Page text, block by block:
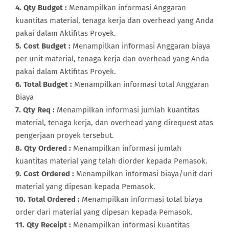
4. Qty Budget : Menampilkan informasi Anggaran
kuantitas material, tenaga kerja dan overhead yang Anda
pakai dalam Aktifitas Proyek.
5. Cost Budget : Menampilkan informasi Anggaran biaya
per unit material, tenaga kerja dan overhead yang Anda
pakai dalam Aktifitas Proyek.
6. Total Budget : Menampilkan informasi total Anggaran
Biaya
7. Qty Req : Menampilkan informasi jumlah kuantitas
material, tenaga kerja, dan overhead yang direquest atas
pengerjaan proyek tersebut.
8. Qty Ordered : Menampilkan informasi jumlah
kuantitas material yang telah diorder kepada Pemasok.
9. Cost Ordered : Menampilkan informasi biaya/unit dari
material yang dipesan kepada Pemasok.
10. Total Ordered : Menampilkan informasi total biaya
order dari material yang dipesan kepada Pemasok.
11. Qty Receipt : Menampilkan informasi kuantitas